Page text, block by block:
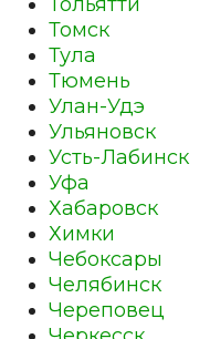
Томск
Тула
Тюмень
Улан-Удэ
Ульяновск
Усть-Лабинск
Уфа
Хабаровск
Химки
Чебоксары
Челябинск
Череповец